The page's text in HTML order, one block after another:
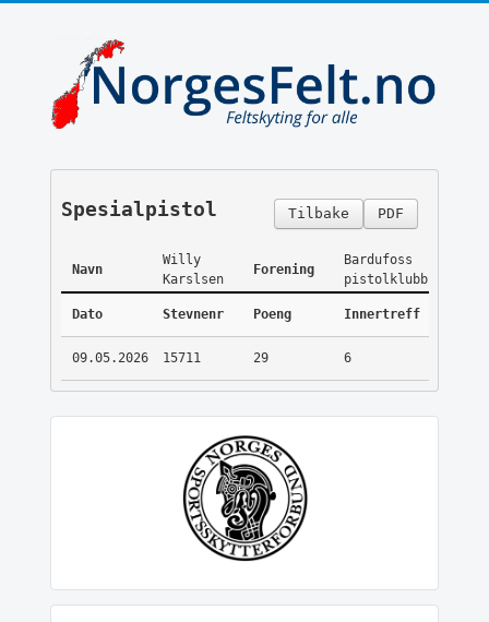
PDF
Tilbake
Spesialpistol
Navn
Willy
Karslsen
Forening
Bardufoss
pistolklubb
Dato Stevnenr Poeng Innertreff
09.05.2026 15711 29 6